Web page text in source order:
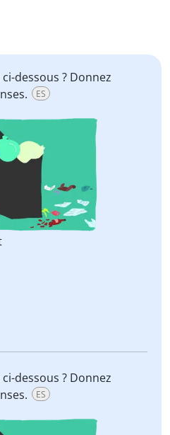
dessous ? Donnez
ES
dessous ? Donnez
ES